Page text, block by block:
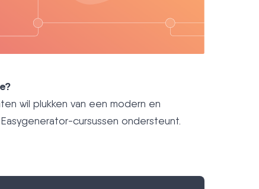
wil plukken van een modern en
cursussen ondersteunt.